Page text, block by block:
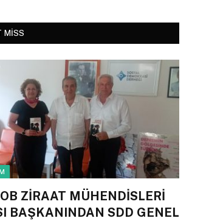
MISS
ZİRAAT MÜHENDİSLERİ
BAŞKANINDAN SDD GENEL